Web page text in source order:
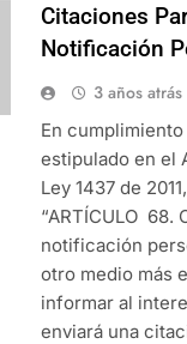
Citaciones
Notificación
3 años atrás
En
estipulado en el
Ley 1437 de
“ARTÍCULO 68.
notificación
otro medio más
informar al
enviará una